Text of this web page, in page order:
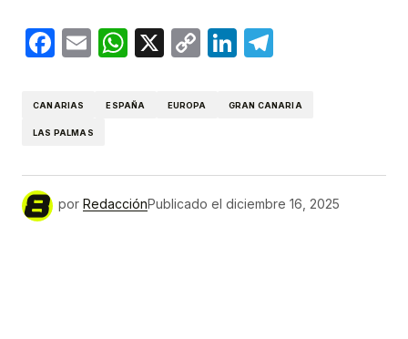
Facebook
EmailWhatsApp
X
CopyLinkedIn
CANARIAS ESPAÑA EUROPA GRAN CANARIA
LAS PALMAS
por RedacciónPublicado el diciembre 16, 2025